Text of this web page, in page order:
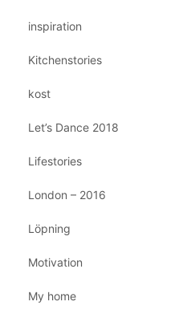
inspiration
Kitchenstories
kost
Let’s Dance 2018
Lifestories
London – 2016
Löpning
Motivation
My home